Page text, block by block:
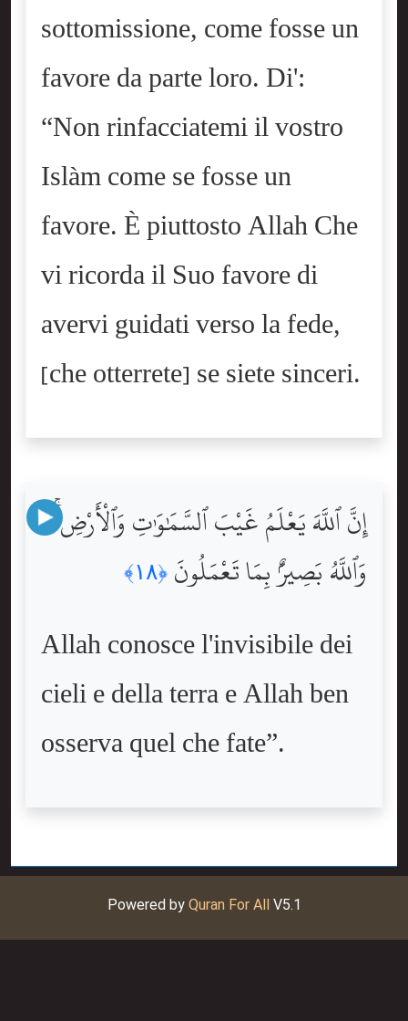
sottomissione, come fosse un
favore da parte loro. Di':
“Non rinfacciatemi il vostro
Islàm come se fosse un
favore. È piuttosto Allah Che
vi ricorda il Suo favore di
avervi guidati verso la fede,
[che otterrete] se siete sinceri.
إِنَّ ٱللَّهَ يَعْلَمُ غَيْبَ ٱلسَّمَٰوَٰتِ وَٱلْأَرْضِ ۚ
وَٱللَّهُ بَصِيرٌۢ بِمَا تَعْمَلُونَ ﴿١٨﴾
Allah conosce l'invisibile dei
cieli e della terra e Allah ben
osserva quel che fate”.
Powered by Quran For AllV5.1